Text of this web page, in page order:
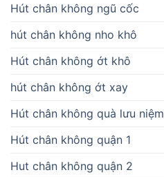
Hút chân không ngũ cốc
hút chân không nho khô
Hút chân không ớt khô
hút chân không ớt xay
Hút chân không quà lưu niệm
Hút chân không quận 1
Hut chân không quận 2